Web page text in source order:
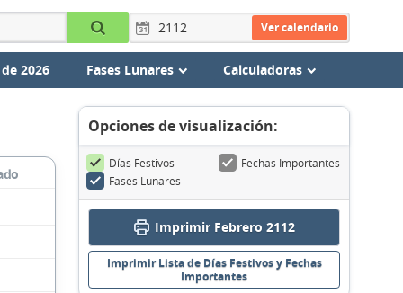
Ver calendario
2026 Fases Lunares Calculadoras
Opciones de visualización:
Días Festivos
Fechas Importantes
Fases Lunares
Imprimir Febrero 2112
Imprimir Lista de Días Festivos y Fechas
Importantes